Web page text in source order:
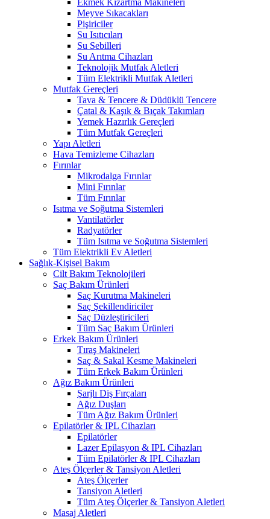
Ekmek Kızartma Makineleri
Meyve Sıkacakları
Pişiriciler
Su Isıtıcıları
Su Sebilleri
Su Arıtma Cihazları
Teknolojik Mutfak Aletleri
Tüm Elektrikli Mutfak Aletleri
Mutfak Gereçleri
Tava & Tencere & Düdüklü Tencere
Çatal & Kaşık & Bıçak Takımları
Yemek Hazırlık Gereçleri
Tüm Mutfak Gereçleri
Yapı Aletleri
Hava Temizleme Cihazları
Fırınlar
Mikrodalga Fırınlar
Mini Fırınlar
Tüm Fırınlar
Isıtma ve Soğutma Sistemleri
Vantilatörler
Radyatörler
Tüm Isıtma ve Soğutma Sistemleri
Tüm Elektrikli Ev Aletleri
Sağlık-Kişisel Bakım
Cilt Bakım Teknolojileri
Saç Bakım Ürünleri
Saç Kurutma Makineleri
Saç Şekillendiriciler
Saç Düzleştiricileri
Tüm Saç Bakım Ürünleri
Erkek Bakım Ürünleri
Tıraş Makineleri
Saç & Sakal Kesme Makineleri
Tüm Erkek Bakım Ürünleri
Ağız Bakım Ürünleri
Şarjlı Diş Fırçaları
Ağız Duşları
Tüm Ağız Bakım Ürünleri
Epilatörler & IPL Cihazları
Epilatörler
Lazer Epilasyon & IPL Cihazları
Tüm Epilatörler & IPL Cihazları
Ateş Ölçerler & Tansiyon Aletleri
Ateş Ölçerler
Tansiyon Aletleri
Tüm Ateş Ölçerler & Tansiyon Aletleri
Masaj Aletleri